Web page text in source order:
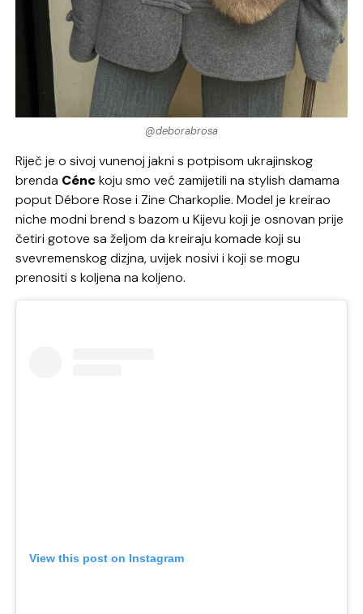
@deborabrosa
Riječ je o sivoj vunenoj jakni s potpisom ukrajinskog
brenda Cénc koju smo već zamijetili na stylish damama
poput Débore Rose i Zine Charkoplie. Model je kreirao
niche modni brend s bazom u Kijevu koji je osnovan prije
četiri gotove sa željom da kreiraju komade koji su
svevremenskog dizjna, uvijek nosivi i koji se mogu
prenositi s koljena na koljeno.
View this post on Instagram